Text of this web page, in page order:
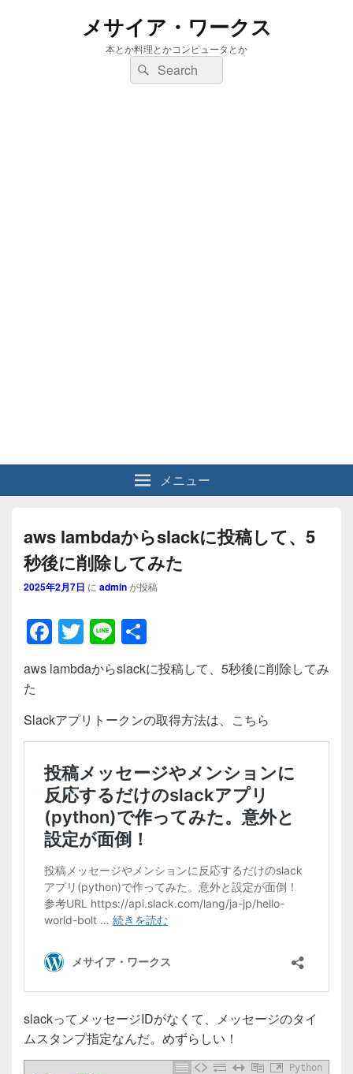
メサイア・ワークス
本とか料理とかコンピュータとか
検
索:
検
索
メニュー
aws lambdaからslackに投稿して、5
秒後に削除してみた
2025年2月7日 に adminが投稿
F
a
c
e
b
o
o
k
T
wi
tt
er
Li
n
e
有
aws lambdaからslackに投稿して、5秒後に削除してみ
た
Slackアプリトークンの取得方法は、こちら
slackってメッセージIDがなくて、メッセージのタイ
ムスタンプ指定なんだ。めずらしい！
Python